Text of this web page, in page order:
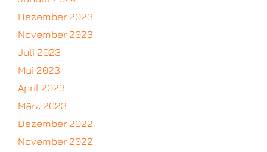
Dezember 2023
November 2023
Juli 2023
Mai 2023
April 2023
März 2023
Dezember 2022
November 2022